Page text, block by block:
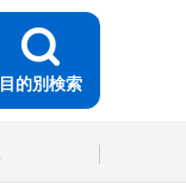
目的別検索